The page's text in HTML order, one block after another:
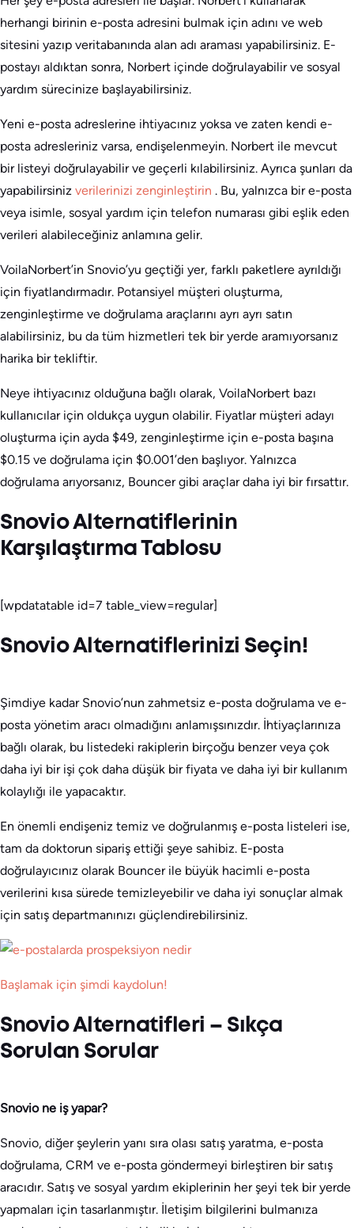
herhangi birinin e-posta adresini bulmak için adını ve web
sitesini yazıp veritabanında alan adı araması yapabilirsiniz. E-
postayı aldıktan sonra, Norbert içinde doğrulayabilir ve sosyal
yardım sürecinize başlayabilirsiniz.
Yeni e-posta adreslerine ihtiyacınız yoksa ve zaten kendi e-
posta adresleriniz varsa, endişelenmeyin. Norbert ile mevcut
bir listeyi doğrulayabilir ve geçerli kılabilirsiniz. Ayrıca şunları da
yapabilirsiniz verilerinizi zenginleştirin . Bu, yalnızca bir e-posta
veya isimle, sosyal yardım için telefon numarası gibi eşlik eden
verileri alabileceğiniz anlamına gelir.
VoilaNorbert’in Snovio’yu geçtiği yer, farklı paketlere ayrıldığı
için fiyatlandırmadır. Potansiyel müşteri oluşturma,
zenginleştirme ve doğrulama araçlarını ayrı ayrı satın
alabilirsiniz, bu da tüm hizmetleri tek bir yerde aramıyorsanız
harika bir tekliftir.
Neye ihtiyacınız olduğuna bağlı olarak, VoilaNorbert bazı
kullanıcılar için oldukça uygun olabilir. Fiyatlar müşteri adayı
oluşturma için ayda $49, zenginleştirme için e-posta başına
$0.15 ve doğrulama için $0.001’den başlıyor. Yalnızca
doğrulama arıyorsanız, Bouncer gibi araçlar daha iyi bir fırsattır.
Snovio Alternatiflerinin
Karşılaştırma Tablosu
[wpdatatable id=7 table_view=regular]
Snovio Alternatiflerinizi Seçin!
Şimdiye kadar Snovio’nun zahmetsiz e-posta doğrulama ve e-
posta yönetim aracı olmadığını anlamışsınızdır. İhtiyaçlarınıza
bağlı olarak, bu listedeki rakiplerin birçoğu benzer veya çok
daha iyi bir işi çok daha düşük bir fiyata ve daha iyi bir kullanım
kolaylığı ile yapacaktır.
En önemli endişeniz temiz ve doğrulanmış e-posta listeleri ise,
tam da doktorun sipariş ettiği şeye sahibiz. E-posta
doğrulayıcınız olarak Bouncer ile büyük hacimli e-posta
verilerini kısa sürede temizleyebilir ve daha iyi sonuçlar almak
için satış departmanınızı güçlendirebilirsiniz.
Başlamak için şimdi kaydolun!
Snovio Alternatifleri – Sıkça
Sorulan Sorular
Snovio ne iş yapar?
Snovio, diğer şeylerin yanı sıra olası satış yaratma, e-posta
doğrulama, CRM ve e-posta göndermeyi birleştiren bir satış
aracıdır. Satış ve sosyal yardım ekiplerinin her şeyi tek bir yerde
yapmaları için tasarlanmıştır. İletişim bilgilerini bulmanıza